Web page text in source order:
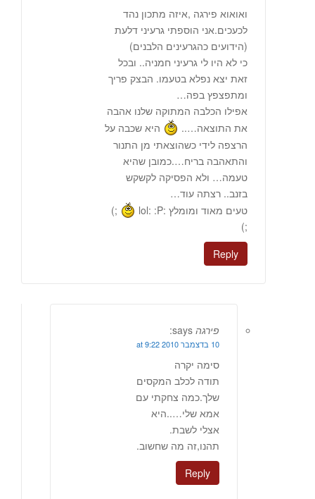
ואואוא פירגה ,איזה מתכון נהד
לכעכים.אני הוספתי גרעיני דלעת
(הידועים כהגרעינים הלבנים)
כי לא היו לי גרעיני חמניה.. ובכל
זאת יצא נפלא בטעמו. הבצק פריך
ומתפצפץ בפה…
אפילו הכלבה המתוקה שלנו אהבה
את התוצאה…..
היא שכבה על
הרצפה לידי כשהוצאתי מן התנור
והתאהבה בריח….כמובן שהיא
טעמה… ולא הפסיקה לקשקש
בזנב.. רצתה עוד…
טעים מאוד ומומלץ :lol: :P
;)
;)
Reply
פירגה says:
10 בדצמבר 2010 at 9:22
סימה יקרה
תודה לכלב המקסים
שלך.כמה צחקתי עם
אמא שלי…..היא
אצלי לשבת.
תהנו,זה מה שחשוב.
Reply